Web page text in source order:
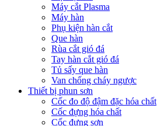
Máy cắt Plasma
Máy hàn
Phụ kiện hàn cắt
Que hàn
Rùa cắt gió đá
Tay hàn cắt gió đá
Tủ sấy que hàn
Van chống cháy ngược
Thiết bị phun sơn
Cốc đo độ đậm đặc hóa chất
Cốc đựng hóa chất
Cốc đựng sơn